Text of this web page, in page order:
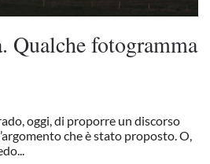
Qualche fotogramma
oggi, di proporre un discorso
che è stato proposto. O,